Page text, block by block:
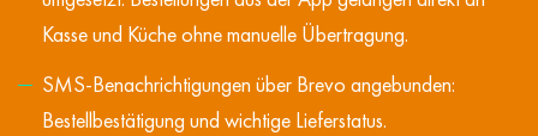
Kasse und Küche ohne manuelle Übertragung.
SMS-Benachrichtigungen über Brevo angebunden:
Bestellbestätigung und wichtige Lieferstatus.